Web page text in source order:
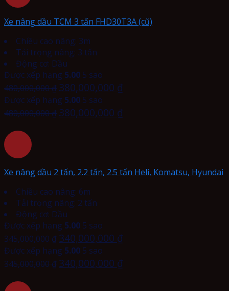
Xe nâng dầu TCM 3 tấn FHD30T3A (cũ)
Chiều cao nâng: 3m
Tải trọng nâng: 3 tấn
Động cơ: Dầu
Được xếp hạng 5.00 5 sao
480,000,000₫ 380,000,000 ₫
Được xếp hạng 5.00 5 sao
480,000,000₫ 380,000,000 ₫
Xe nâng dầu 2 tấn, 2.2 tấn, 2.5 tấn Heli, Komatsu, Hyundai
Chiều cao nâng: 6m
Tải trọng nâng: 2 tấn
Động cơ: Dầu
Được xếp hạng 5.00 5 sao
345,000,000₫ 340,000,000 ₫
Được xếp hạng 5.00 5 sao
345,000,000₫ 340,000,000 ₫